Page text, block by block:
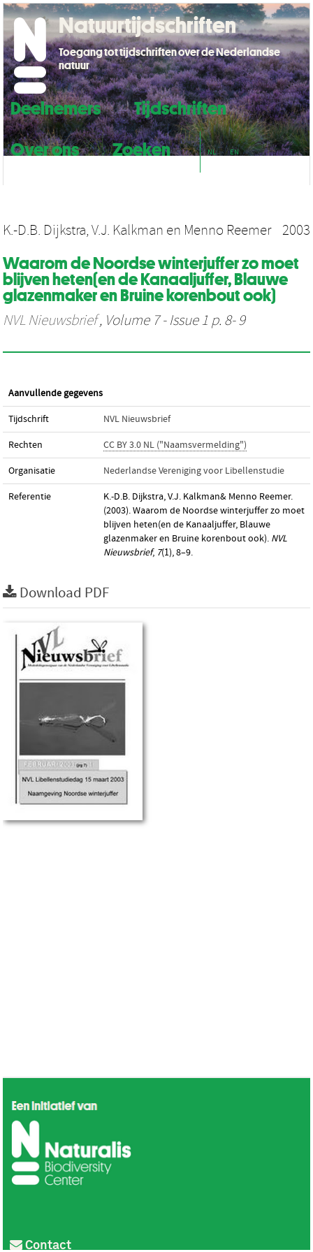
Deelnemers
Tijdschriften
Over ons
Zoeken NL EN
Natuurtijdschriften
Toegang tot tijdschriften over de Nederlandse
natuur
K.-D.B. Dijkstra,V.J. Kalkman en Menno Reemer 2003
Waarom de Noordse winterjuffer zo moet
blijven heten(en de Kanaaljuffer, Blauwe
glazenmaker en Bruine korenbout ook)
NVL Nieuwsbrief, Volume 7 - Issue 1 p. 8- 9
Aanvullende gegevens
Tijdschrift NVL Nieuwsbrief
Rechten CC BY 3.0 NL ("Naamsvermelding")
Organisatie Nederlandse Vereniging voor Libellenstudie
Referentie
K.-D.B. Dijkstra, V.J. Kalkman& Menno Reemer.
(2003). Waarom de Noordse winterjuffer zo moet
blijven heten(en de Kanaaljuffer, Blauwe
glazenmaker en Bruine korenbout ook). NVL
Nieuwsbrief, 7(1), 8–9.
Download PDF
Contact